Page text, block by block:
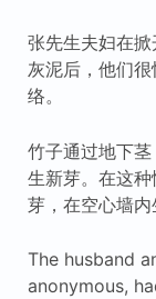
张先生夫妇在
灰泥后，他们
络。
竹子通过地下
生新芽。在这
芽，在空心墙内
The husband
anonymous,